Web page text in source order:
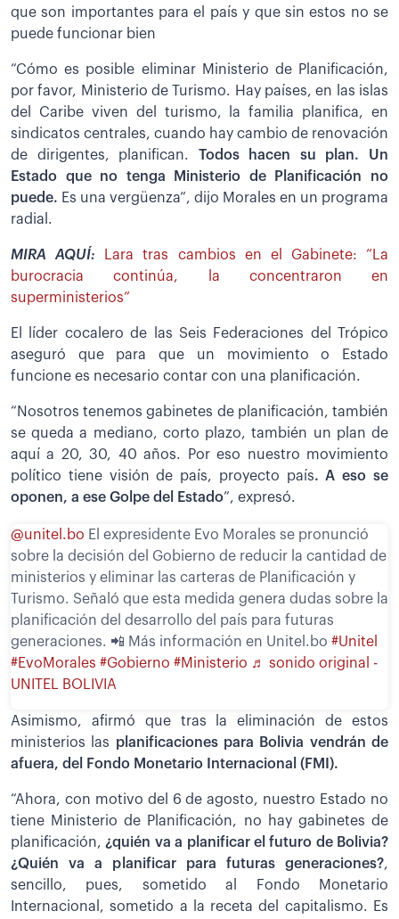
que son importantes para el país y que sin estos no se
puede funcionar bien
“Cómo es posible eliminar Ministerio de Planificación,
por favor, Ministerio de Turismo. Hay países, en las islas
del Caribe viven del turismo, la familia planifica, en
sindicatos centrales, cuando hay cambio de renovación
de dirigentes, planifican. Todos hacen su plan. Un
Estado que no tenga Ministerio de Planificación no
puede. Es una vergüenza”, dijo Morales en un programa
radial.
MIRA AQUÍ:
Lara tras cambios en el Gabinete: “La
burocracia continúa, la concentraron en
superministerios”
El líder cocalero de las Seis Federaciones del Trópico
aseguró que para que un movimiento o Estado
funcione es necesario contar con una planificación.
“Nosotros tenemos gabinetes de planificación, también
se queda a mediano, corto plazo, también un plan de
aquí a 20, 30, 40 años. Por eso nuestro movimiento
político tiene visión de país, proyecto país. A eso se
oponen, a ese Golpe del Estado”, expresó.
@unitel.bo El expresidente Evo Morales se pronunció
sobre la decisión del Gobierno de reducir la cantidad de
ministerios y eliminar las carteras de Planificación y
Turismo. Señaló que esta medida genera dudas sobre la
planificación del desarrollo del país para futuras
generaciones. 📲 Más información en Unitel.bo #Unitel
#EvoMorales #Gobierno #Ministerio ♬ sonido original -
UNITEL BOLIVIA
Asimismo, afirmó que tras la eliminación de estos
ministerios las planificaciones para Bolivia vendrán de
afuera, del Fondo Monetario Internacional (FMI).
“Ahora, con motivo del 6 de agosto, nuestro Estado no
tiene Ministerio de Planificación, no hay gabinetes de
planificación,¿quién va a planificar el futuro de Bolivia?
¿Quién va a planificar para futuras generaciones?,
sencillo, pues, sometido al Fondo Monetario
Internacional, sometido a la receta del capitalismo. Es